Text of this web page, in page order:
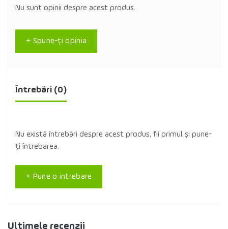
Nu sunt opinii despre acest produs.
+ Spune-ţi opinia
Întrebări (0)
Nu există întrebări despre acest produs, fii primul și pune-
ți întrebarea.
+ Pune o intrebare
Ultimele recenzii